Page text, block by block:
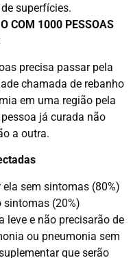
superfícies.
COM 1000 PESSOAS
precisa passar pela
chamada de rebanho
em uma região pela
já curada não
a outra.
sem sintomas (80%)
sintomas (20%)
leve e não precisarão de
ou pneumonia sem
que serão